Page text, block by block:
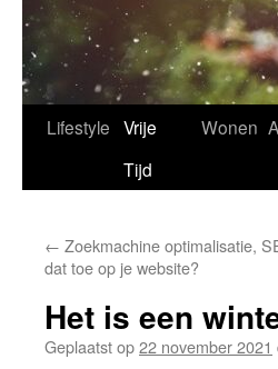
Lifestyle Vrije
Tijd
Wonen
← Zoekmachine optimalisatie,
dat toe op je website?
Het is een
Geplaatst op22 november 2021